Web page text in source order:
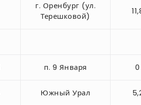
г. Оренбург (ул.
Терешковой)
п. 9 Января 0
Южный Урал